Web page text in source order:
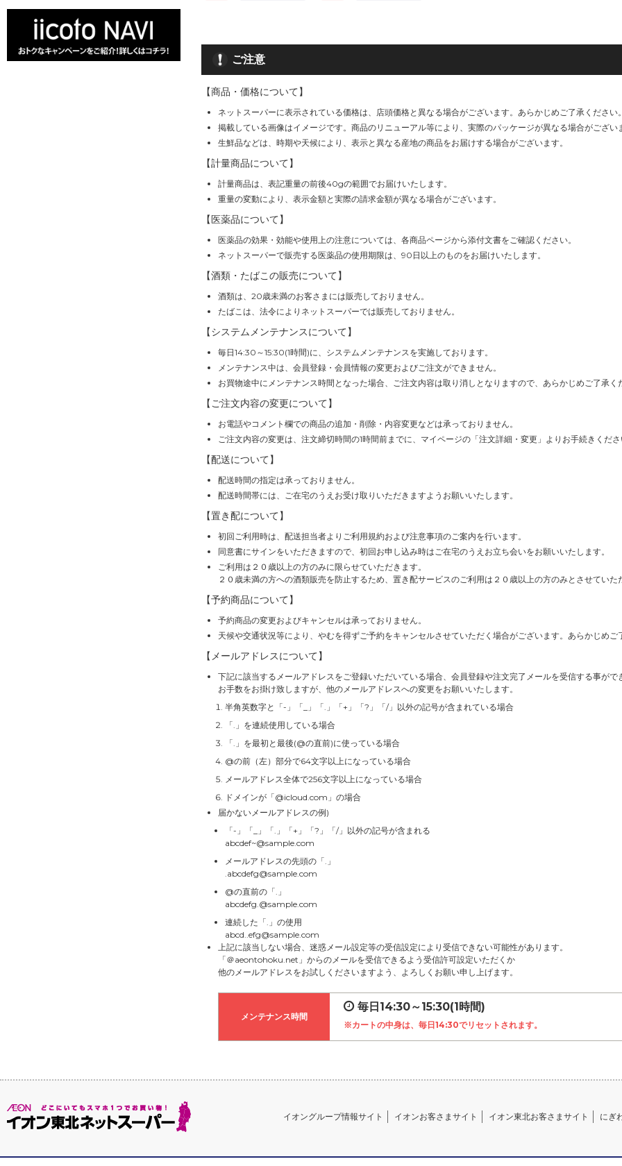
ご注意
【商品・価格について】
ネットスーパーに表示されている価格は、店頭価格と異なる場合がございます。あらかじめご了承ください。
掲載している画像はイメージです。商品のリニューアル等により、実際のパッケージが異なる場合がござい
生鮮品などは、時期や天候により、表示と異なる産地の商品をお届けする場合がございます。
【計量商品について】
計量商品は、表記重量の前後40gの範囲でお届けいたします。
重量の変動により、表示金額と実際の請求金額が異なる場合がございます。
【医薬品について】
医薬品の効果・効能や使用上の注意については、各商品ページから添付文書をご確認ください。
ネットスーパーで販売する医薬品の使用期限は、90日以上のものをお届けいたします。
【酒類・たばこの販売について】
酒類は、20歳未満のお客さまには販売しておりません。
たばこは、法令によりネットスーパーでは販売しておりません。
【システムメンテナンスについて】
毎日14:30～15:30(1時間)に、システムメンテナンスを実施しております。
メンテナンス中は、会員登録・会員情報の変更およびご注文ができません。
お買物途中にメンテナンス時間となった場合、ご注文内容は取り消しとなりますので、あらかじめご了承く
【ご注文内容の変更について】
お電話やコメント欄での商品の追加・削除・内容変更などは承っておりません。
ご注文内容の変更は、注文締切時間の1時間前までに、マイページの「注文詳細・変更」よりお手続きくださ
【配送について】
配送時間の指定は承っておりません。
配送時間帯には、ご在宅のうえお受け取りいただきますようお願いいたします。
【置き配について】
初回ご利用時は、配送担当者よりご利用規約および注意事項のご案内を行います。
同意書にサインをいただきますので、初回お申し込み時はご在宅のうえお立ち会いをお願いいたします。
ご利用は２０歳以上の方のみに限らせていただきます。
２０歳未満の方への酒類販売を防止するため、置き配サービスのご利用は２０歳以上の方のみとさせていた
【予約商品について】
予約商品の変更およびキャンセルは承っておりません。
天候や交通状況等により、やむを得ずご予約をキャンセルさせていただく場合がございます。あらかじめご
【メールアドレスについて】
下記に該当するメールアドレスをご登録いただいている場合、会員登録や注文完了メールを受信する事がで
お手数をお掛け致しますが、他のメールアドレスへの変更をお願いいたします。
半角英数字と「-」「_」「.」「+」「?」「/」以外の記号が含まれている場合
「.」を連続使用している場合
「.」を最初と最後(@の直前)に使っている場合
@の前（左）部分で64文字以上になっている場合
メールアドレス全体で256文字以上になっている場合
ドメインが「@icloud.com」の場合
届かないメールアドレスの例)
「-」「_」「.」「+」「?」「/」以外の記号が含まれる
abcdef~@sample.com
メールアドレスの先頭の「.」
.abcdefg@sample.com
@の直前の「.」
abcdefg.@sample.com
連続した「.」の使用
abcd..efg@sample.com
上記に該当しない場合、迷惑メール設定等の受信設定により受信できない可能性があります。
「＠aeontohoku.net」からのメールを受信できるよう受信許可設定いただくか
他のメールアドレスをお試しくださいますよう、よろしくお願い申し上げます。
メンテナンス時間
毎日14:30～15:30(1時間)
※カートの中身は、毎日14:30でリセットされます。
イオングループ情報サイト
イオンお客さまサイト イオン東北お客さまサイト にぎ